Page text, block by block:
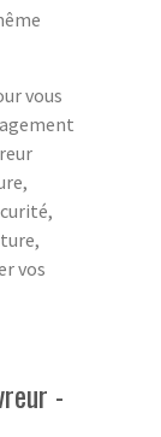
vous
vos
-